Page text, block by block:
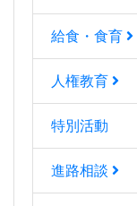
給食・食育
人権教育
特別活動
進路相談